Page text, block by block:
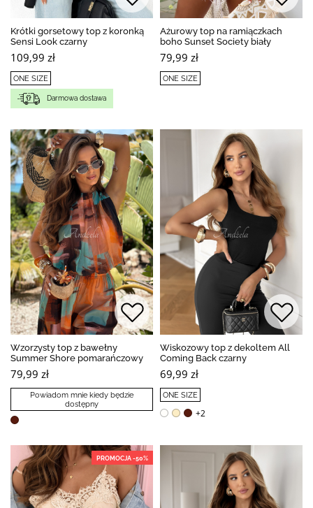
Krótki gorsetowy top z koronką
Sensi Look czarny
109,99 zł
ONE SIZE
Darmowa dostawa
Ażurowy top na ramiączkach
boho Sunset Society biały
79,99 zł
ONE SIZE
Wzorzysty top z bawełny
Summer Shore pomarańczowy
79,99 zł
Powiadom mnie kiedy będzie
dostępny
Wiskozowy top z dekoltem All
Coming Back czarny
69,99 zł
ONE SIZE
+2
PROMOCJA -50%